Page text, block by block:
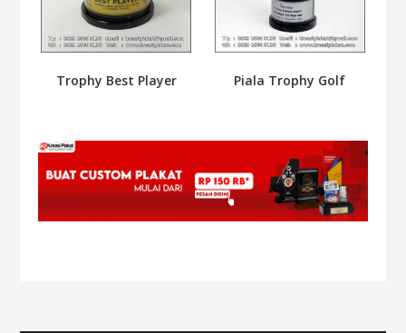
Trophy Best Player Piala Trophy Golf